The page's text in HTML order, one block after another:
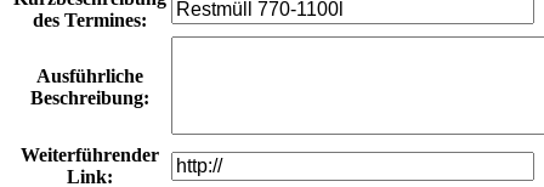
des Termines:
Ausführliche
Beschreibung:
Weiterführender
Link: